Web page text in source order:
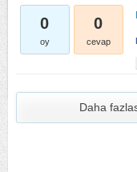
0
oy
0
cevap
Daha